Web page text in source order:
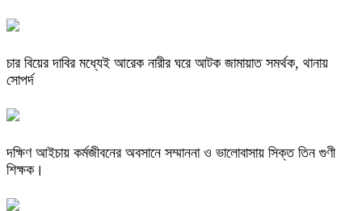
চার বিয়ের দাবির মধ্যেই আরেক নারীর ঘরে আটক জামায়াত সমর্থক, থানায়
সোপর্দ
দক্ষিণ আইচায় কর্মজীবনের অবসানে সম্মাননা ও ভালোবাসায় সিক্ত তিন গুণী
শিক্ষক।